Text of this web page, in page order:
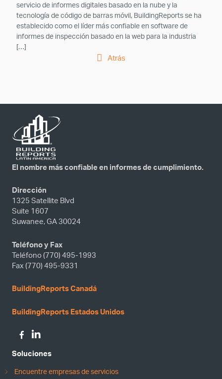
servicio de informes digitales basado en la nube y la
tecnología de código de barras móvil, BuildingReports se ha
establecido como el líder más confiable en software de
informes de inspección basado en la web para la industria
[…]
Atrás
El nombre más confiable en informes de cumplimiento.
Dirección
1325 Satellite Blvd
Suite 1607
Suwanee, GA 30024
Teléfono y Fax
Teléfono (770) 495-1993
Fax (770) 495-9331
BuildingReports Canadá
BuildingReports Estados Unidos
Soluciones
Encuentre empresas de servicios